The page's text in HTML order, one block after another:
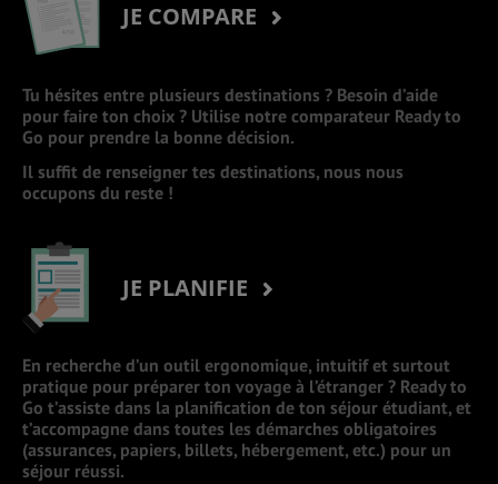
JE COMPARE
Tu hésites entre plusieurs destinations ? Besoin d’aide
pour faire ton choix ? Utilise notre comparateur Ready to
Go pour prendre la bonne décision.
Il suffit de renseigner tes destinations, nous nous
occupons du reste !
JE PLANIFIE
En recherche d’un outil ergonomique, intuitif et surtout
pratique pour préparer ton voyage à l’étranger ? Ready to
Go t’assiste dans la planification de ton séjour étudiant, et
t’accompagne dans toutes les démarches obligatoires
(assurances, papiers, billets, hébergement, etc.) pour un
séjour réussi.